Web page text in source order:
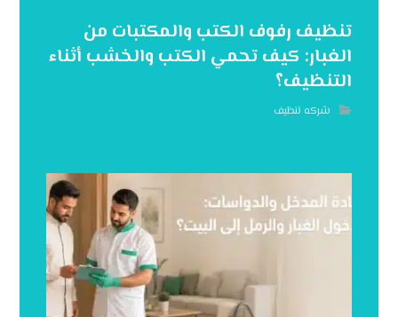
تنظيف رفوف الكتب والمكتبات من
الغبار: كيف تحمي الكتب والخشب أثناء
التنظيف؟
شركه تنظيف